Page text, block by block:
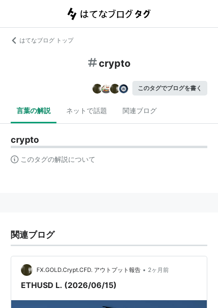
はてなブログ トップ
crypto
このタグでブログを書く
言葉の解説 ネットで話題 関連ブログ
crypto
このタグの解説について
関連ブログ
FX.GOLD.Crypt.CFD. アウトプット報告 • 2ヶ月前
ETHUSD L. (2026/06/15)